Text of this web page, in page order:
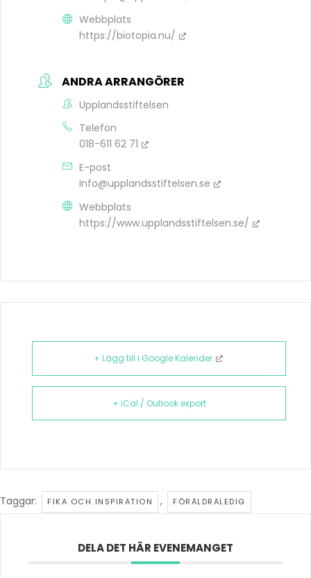
Webbplats
https://biotopia.nu/
ANDRA ARRANGÖRER
Upplandsstiftelsen
Telefon
018-611 62 71
E-post
Info@upplandsstiftelsen.se
Webbplats
https://www.upplandsstiftelsen.se/
+ Lägg till i Google Kalender
+ iCal / Outlook export
Taggar: FIKA OCH INSPIRATION , FÖRÄLDRALEDIG
DELA DET HÄR EVENEMANGET